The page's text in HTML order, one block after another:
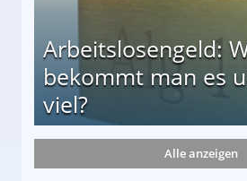
Arbeitslosengeld:
bekommt man es
viel?
und wie viel?
Alle anzeigen